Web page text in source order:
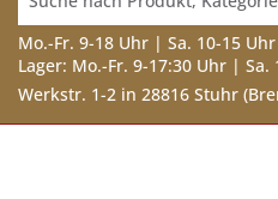
Mo.-Fr. 9-18 Uhr | Sa. 10-15 Uhr
Lager: Mo.-Fr. 9-17:30 Uhr | Sa.
Werkstr. 1-2 in 28816 Stuhr